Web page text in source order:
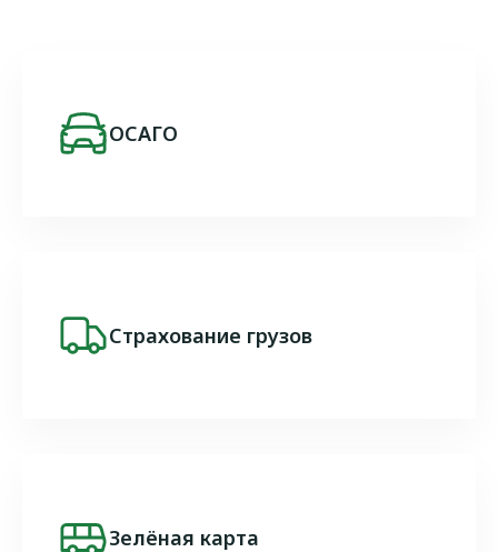
Image
ОСАГО
Image
Страхование грузов
Image
Зелёная карта